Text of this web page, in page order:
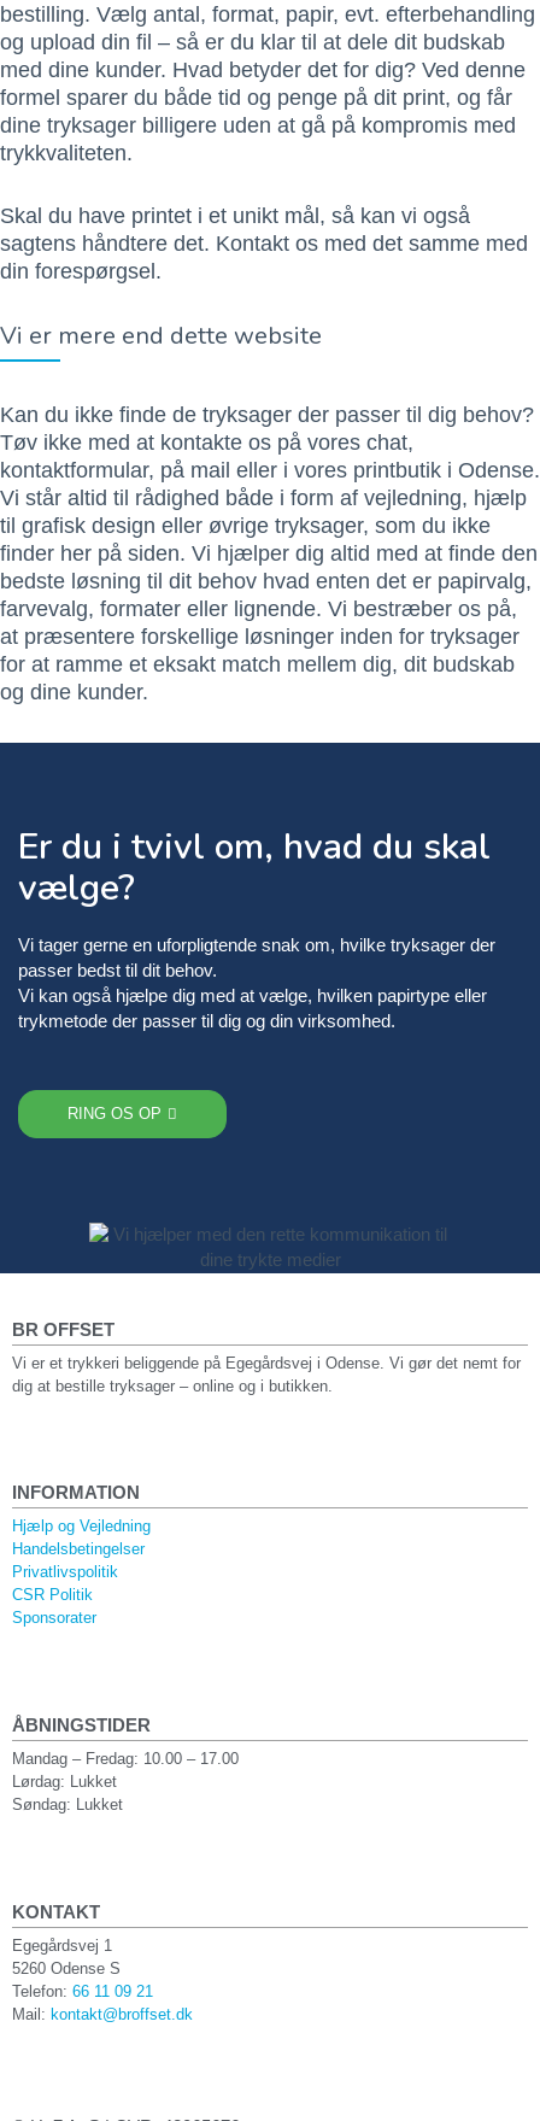
bestilling. Vælg antal, format, papir, evt. efterbehandling
og upload din fil – så er du klar til at dele dit budskab
med dine kunder. Hvad betyder det for dig? Ved denne
formel sparer du både tid og penge på dit print, og får
dine tryksager billigere uden at gå på kompromis med
trykkvaliteten.
Skal du have printet i et unikt mål, så kan vi også
sagtens håndtere det. Kontakt os med det samme med
din forespørgsel.
Vi er mere end dette website
Kan du ikke finde de tryksager der passer til dig behov?
Tøv ikke med at kontakte os på vores chat,
kontaktformular, på mail eller i vores printbutik i Odense.
Vi står altid til rådighed både i form af vejledning, hjælp
til grafisk design eller øvrige tryksager, som du ikke
finder her på siden. Vi hjælper dig altid med at finde den
bedste løsning til dit behov hvad enten det er papirvalg,
farvevalg, formater eller lignende. Vi bestræber os på,
at præsentere forskellige løsninger inden for tryksager
for at ramme et eksakt match mellem dig, dit budskab
og dine kunder.
Er du i tvivl om, hvad du skal
vælge?
Vi tager gerne en uforpligtende snak om, hvilke tryksager der
passer bedst til dit behov.
Vi kan også hjælpe dig med at vælge, hvilken papirtype eller
trykmetode der passer til dig og din virksomhed.
RING OS OP
BR OFFSET
Vi er et trykkeri beliggende på Egegårdsvej i Odense. Vi gør det nemt for
dig at bestille tryksager – online og i butikken.
INFORMATION
Hjælp og Vejledning
Handelsbetingelser
Privatlivspolitik
CSR Politik
Sponsorater
ÅBNINGSTIDER
Mandag – Fredag: 10.00 – 17.00
Lørdag: Lukket
Søndag: Lukket
KONTAKT
Egegårdsvej 1
5260 Odense S
Telefon: 66 11 09 21
Mail: kontakt@broffset.dk